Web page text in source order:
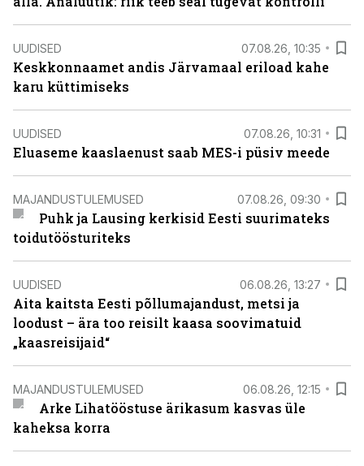
UUDISED 07.08.26, 10:35
Keskkonnaamet andis Järvamaal eriload kahe
karu küttimiseks
UUDISED 07.08.26, 10:31
Eluaseme kaaslaenust saab MES-i püsiv meede
MAJANDUSTULEMUSED 07.08.26, 09:30
Puhk ja Lausing kerkisid Eesti suurimateks
toidutöösturiteks
UUDISED 06.08.26, 13:27
Aita kaitsta Eesti põllumajandust, metsi ja
loodust – ära too reisilt kaasa soovimatuid
„kaasreisijaid“
MAJANDUSTULEMUSED 06.08.26, 12:15
Arke Lihatööstuse ärikasum kasvas üle
kaheksa korra